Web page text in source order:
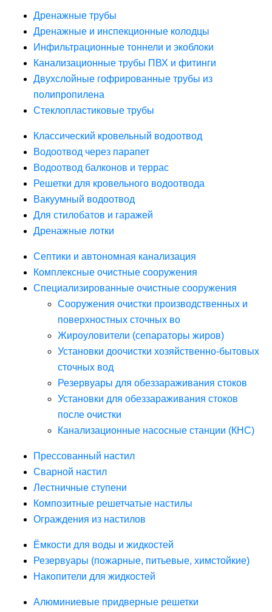
Дренажные трубы
Дренажные и инспекционные колодцы
Инфильтрационные тоннели и экоблоки
Канализационные трубы ПВХ и фитинги
Двухслойные гофрированные трубы из
полипропилена
Стеклопластиковые трубы
Классический кровельный водоотвод
Водоотвод через парапет
Водоотвод балконов и террас
Решетки для кровельного водоотвода
Вакуумный водоотвод
Для стилобатов и гаражей
Дренажные лотки
Септики и автономная канализация
Комплексные очистные сооружения
Специализированные очистные сооружения
Сооружения очистки производственных и
поверхностных сточных во
Жироуловители (сепараторы жиров)
Установки доочистки хозяйственно-бытовых
сточных вод
Резервуары для обеззараживания стоков
Установки для обеззараживания стоков
после очистки
Канализационные насосные станции (КНС)
Прессованный настил
Сварной настил
Лестничные ступени
Композитные решетчатые настилы
Ограждения из настилов
Ёмкости для воды и жидкостей
Резервуары (пожарные, питьевые, химстойкие)
Накопители для жидкостей
Алюминиевые придверные решетки